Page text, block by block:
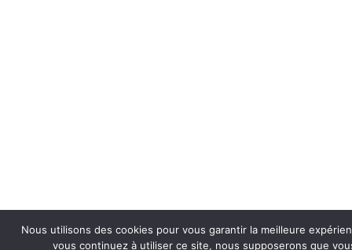
Nous utilisons des cookies pour vous garantir la meilleure
vous continuez à utiliser ce site, nous supposerons que